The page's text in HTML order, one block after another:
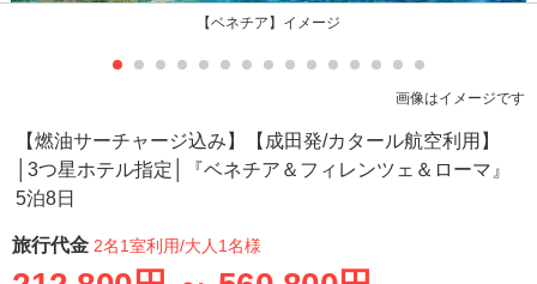
【ベネチア】イメージ
画像はイメージです
【燃油サーチャージ込み】【成田発/カタール航空利用】
│3つ星ホテル指定│『ベネチア＆フィレンツェ＆ローマ』
5泊8日
旅行代金 2名1室利用/大人1名様